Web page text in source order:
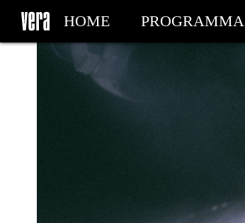
HOME PROGRAMMA
MIJN TICKETS